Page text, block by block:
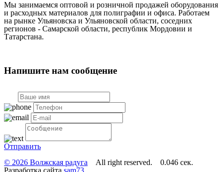
Мы занимаемся оптовой и розничной продажей оборудования
и расходных материалов для полиграфии и офиса. Работаем
на рынке Ульяновска и Ульяновской области, соседних
регионов - Самарской области, республик Мордовии и
Татарстана.
Напишите нам сообщение
Отправить
© 2026 Волжская радуга All right reserved. 0.046 сек.